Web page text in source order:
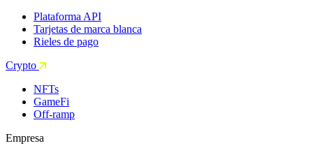
Plataforma API
Tarjetas de marca blanca
Rieles de pago
Crypto
NFTs
GameFi
Off-ramp
Empresa